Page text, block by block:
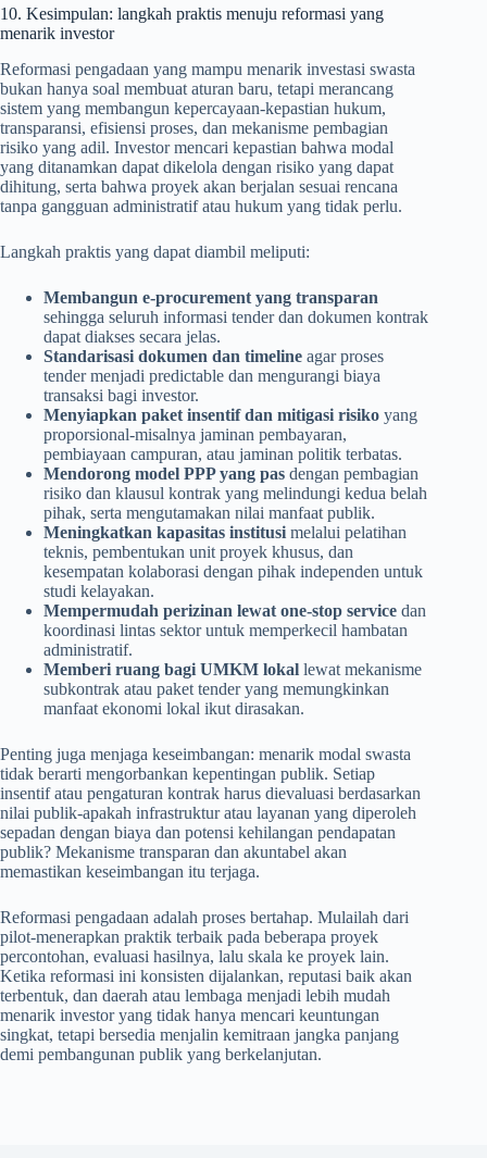
10. Kesimpulan: langkah praktis menuju reformasi yang
menarik investor
Reformasi pengadaan yang mampu menarik investasi swasta
bukan hanya soal membuat aturan baru, tetapi merancang
sistem yang membangun kepercayaan-kepastian hukum,
transparansi, efisiensi proses, dan mekanisme pembagian
risiko yang adil. Investor mencari kepastian bahwa modal
yang ditanamkan dapat dikelola dengan risiko yang dapat
dihitung, serta bahwa proyek akan berjalan sesuai rencana
tanpa gangguan administratif atau hukum yang tidak perlu.
Langkah praktis yang dapat diambil meliputi:
Membangun e-procurement yang transparan
sehingga seluruh informasi tender dan dokumen kontrak
dapat diakses secara jelas.
Standarisasi dokumen dan timeline agar proses
tender menjadi predictable dan mengurangi biaya
transaksi bagi investor.
Menyiapkan paket insentif dan mitigasi risiko yang
proporsional-misalnya jaminan pembayaran,
pembiayaan campuran, atau jaminan politik terbatas.
Mendorong model PPP yang pas dengan pembagian
risiko dan klausul kontrak yang melindungi kedua belah
pihak, serta mengutamakan nilai manfaat publik.
Meningkatkan kapasitas institusi melalui pelatihan
teknis, pembentukan unit proyek khusus, dan
kesempatan kolaborasi dengan pihak independen untuk
studi kelayakan.
Mempermudah perizinan lewat one-stop service dan
koordinasi lintas sektor untuk memperkecil hambatan
administratif.
Memberi ruang bagi UMKM lokal lewat mekanisme
subkontrak atau paket tender yang memungkinkan
manfaat ekonomi lokal ikut dirasakan.
Penting juga menjaga keseimbangan: menarik modal swasta
tidak berarti mengorbankan kepentingan publik. Setiap
insentif atau pengaturan kontrak harus dievaluasi berdasarkan
nilai publik-apakah infrastruktur atau layanan yang diperoleh
sepadan dengan biaya dan potensi kehilangan pendapatan
publik? Mekanisme transparan dan akuntabel akan
memastikan keseimbangan itu terjaga.
Reformasi pengadaan adalah proses bertahap. Mulailah dari
pilot-menerapkan praktik terbaik pada beberapa proyek
percontohan, evaluasi hasilnya, lalu skala ke proyek lain.
Ketika reformasi ini konsisten dijalankan, reputasi baik akan
terbentuk, dan daerah atau lembaga menjadi lebih mudah
menarik investor yang tidak hanya mencari keuntungan
singkat, tetapi bersedia menjalin kemitraan jangka panjang
demi pembangunan publik yang berkelanjutan.